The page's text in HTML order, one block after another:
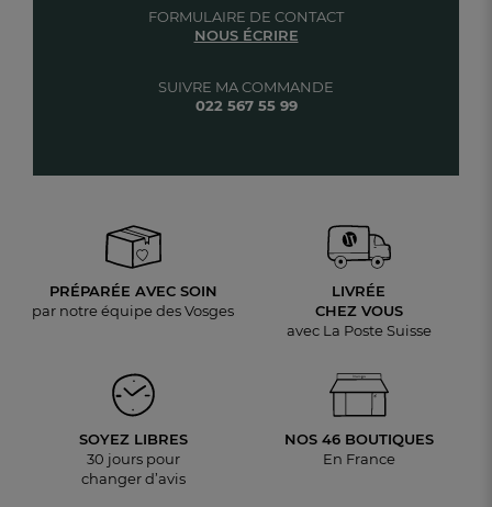
SUIVRE MA COMMANDE
022 567 55 99
FORMULAIRE DE CONTACT
NOUS ÉCRIRE
PRÉPARÉE AVEC SOIN
par notre équipe des Vosges
LIVRÉE
CHEZ VOUS
avec La Poste Suisse
SOYEZ LIBRES
30 jours pour
changer d’avis
NOS 46 BOUTIQUES
En France